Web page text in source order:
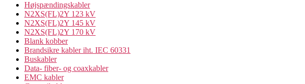
Højspændingskabler
N2XS(FL)2Y 123 kV
N2XS(FL)2Y 145 kV
N2XS(FL)2Y 170 kV
Blank kobber
Brandsikre kabler iht. IEC 60331
Buskabler
Data- fiber- og coaxkabler
EMC kabler